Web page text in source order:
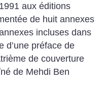
aux éditions
de huit annexes
incluses dans
d’une préface de
de couverture
de Mehdi Ben